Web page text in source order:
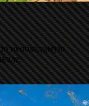
необходимую